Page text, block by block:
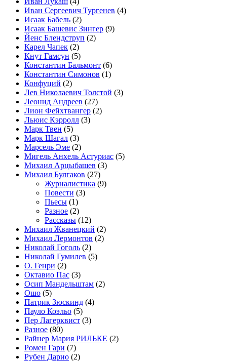
Иван Сергеевич Тургенев (4)
Исаак Бабель (2)
Исаак Башевис Зингер (9)
Йенс Блендструп (2)
Карел Чапек (2)
Кнут Гамсун (5)
Константин Бальмонт (6)
Константин Симонов (1)
Конфуций (2)
Лев Николаевич Толстой (3)
Леонид Андреев (27)
Лион Фейхтвангер (2)
Льюис Кэрролл (3)
Марк Твен (5)
Марк Шагал (3)
Марсель Эме (2)
Мигель Анхель Астуриас (5)
Михаил Арцыбашев (3)
Михаил Булгаков (27)
Журналистика (9)
Повести (3)
Пьесы (1)
Разное (2)
Рассказы (12)
Михаил Жванецкий (2)
Михаил Лермонтов (2)
Николай Гоголь (2)
Николай Гумилев (5)
О. Генри (2)
Октавио Пас (3)
Осип Мандельштам (2)
Ошо (5)
Патрик Зюскинд (4)
Пауло Коэльо (5)
Пер Лагерквист (3)
Разное (80)
Райнер Мария РИЛЬКЕ (2)
Ромен Гари (7)
Рубен Дарио (2)